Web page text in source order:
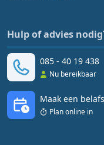
Hulp of advies
085 - 40 19 438
Nu bereikbaar
Maak een
Plan online in